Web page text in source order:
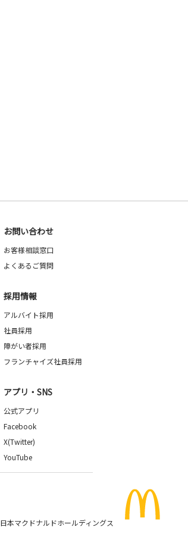
お問い合わせ
お客様相談窓口
よくあるご質問
採用情報
アルバイト採用
社員採用
障がい者採用
フランチャイズ社員採用
アプリ・SNS
公式アプリ
Facebook
X(Twitter)
YouTube
日本マクドナルドホールディングス